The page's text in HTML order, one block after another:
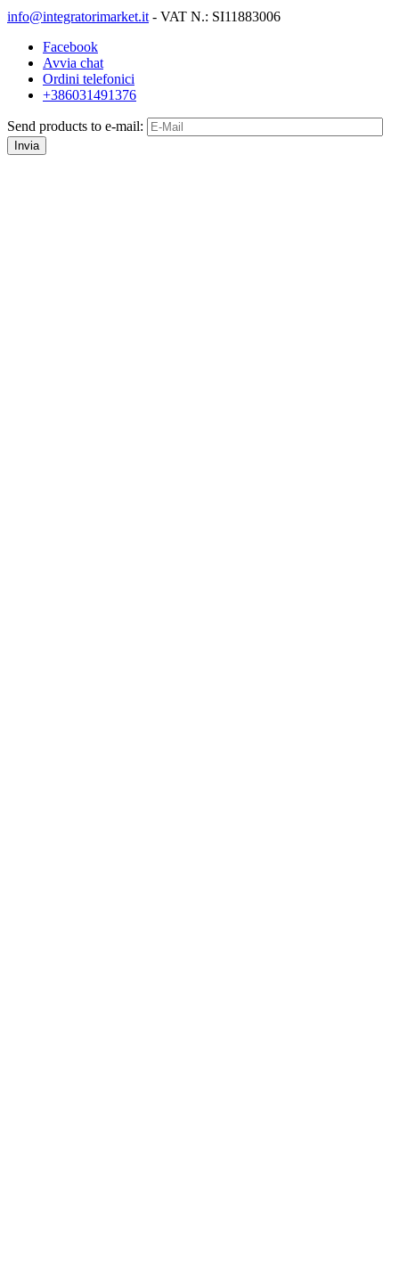
info@integratorimarket.it- VAT N.: SI11883006
Facebook
Avvia chat
Ordini telefonici
+386031491376
Send products to e-mail:
Invia